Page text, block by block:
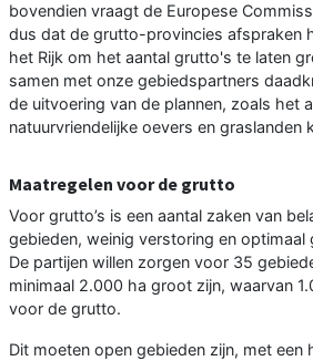
bovendien vraagt de Europese
dus dat de grutto-provincies afspraken
het Rijk om het aantal grutto's te laten
samen met onze gebiedspartners
de uitvoering van de plannen, zoals het
natuurvriendelijke oevers en graslanden
Maatregelen voor de grutto
Voor grutto’s is een aantal zaken van
gebieden, weinig verstoring en optimaal
De partijen willen zorgen voor 35
minimaal 2.000 ha groot zijn, waarvan
voor de grutto.
Dit moeten open gebieden zijn, met een